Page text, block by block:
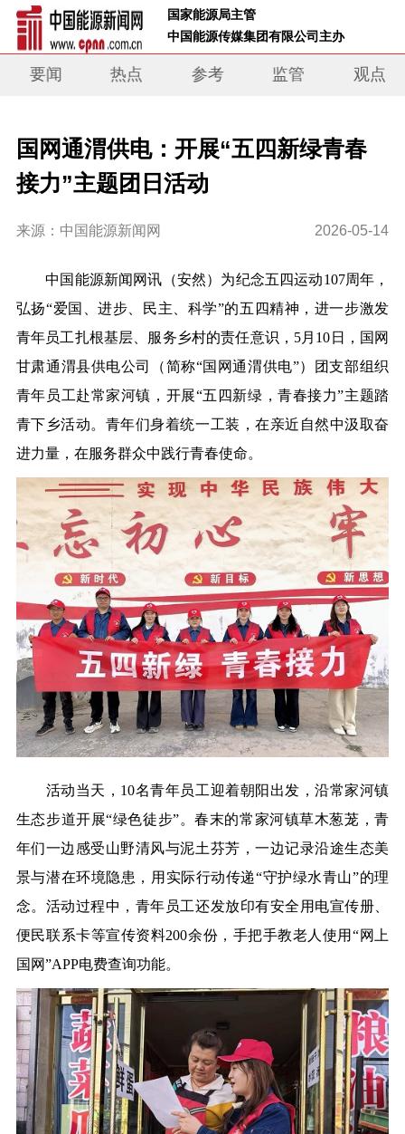
国家能源局主管
中国能源传媒集团有限公司主办
要闻 热点 参考 监管 观点
国网通渭供电：开展“五四新绿青春
接力”主题团日活动
来源：中国能源新闻网 2026-05-14
中 国能源新闻网讯 （安然） 为纪念五四运动107周年，
弘扬“爱国、进步、民主、科学”的五四精神，进一步激发
青年员工扎根基层、服务乡村的责任意识，5月10日，国网
甘肃通渭县供电公司（简称“国网通渭供电”）团支部组织
青年员工赴常家河镇，开展“五四新绿，青春接力”主题踏
青下乡活动。青年们身着统一工装，在亲近自然中汲取奋
进力量，在服务群众中践行青春使命。
活动当天，10名青年员工迎着朝阳出发，沿常家河镇
生态步道开展“绿色徒步”。春末的常家河镇草木葱茏，青
年们一边感受山野清风与泥土芬芳，一边记录沿途生态美
景与潜在环境隐患，用实际行动传递“守护绿水青山”的理
念。活动过程中，青年员工还发放印有安全用电宣传册、
便民联系卡等宣传资料200余份，手把手教老人使用“网上
国网”APP电费查询功能。